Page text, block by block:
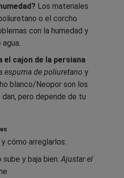
Los materiales
o el corcho
con la humedad y
el cajon de la persiana
espuma de poliuretano y
blanco/Neopor son los
pero depende de tu
y cómo arreglarlos:
sube y baja bien:Ajustar el